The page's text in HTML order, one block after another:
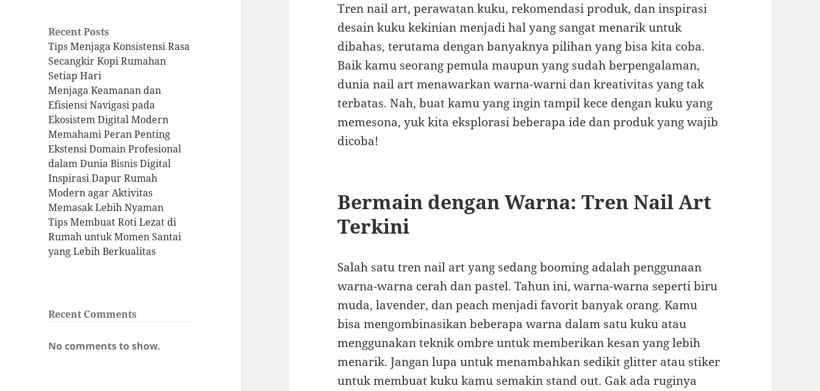
Recent Posts
Tips Menjaga Konsistensi Rasa
Secangkir Kopi Rumahan
Setiap Hari
Menjaga Keamanan dan
Efisiensi Navigasi pada
Ekosistem Digital Modern
Memahami Peran Penting
Ekstensi Domain Profesional
dalam Dunia Bisnis Digital
Inspirasi Dapur Rumah
Modern agar Aktivitas
Memasak Lebih Nyaman
Tips Membuat Roti Lezat di
Rumah untuk Momen Santai
yang Lebih Berkualitas
Recent Comments
No comments to show.
Tren nail art, perawatan kuku, rekomendasi produk, dan inspirasi
desain kuku kekinian menjadi hal yang sangat menarik untuk
dibahas, terutama dengan banyaknya pilihan yang bisa kita coba.
Baik kamu seorang pemula maupun yang sudah berpengalaman,
dunia nail art menawarkan warna-warni dan kreativitas yang tak
terbatas. Nah, buat kamu yang ingin tampil kece dengan kuku yang
memesona, yuk kita eksplorasi beberapa ide dan produk yang wajib
dicoba!
Bermain dengan Warna: Tren Nail Art
Terkini
Salah satu tren nail art yang sedang booming adalah penggunaan
warna-warna cerah dan pastel. Tahun ini, warna-warna seperti biru
muda, lavender, dan peach menjadi favorit banyak orang. Kamu
bisa mengombinasikan beberapa warna dalam satu kuku atau
menggunakan teknik ombre untuk memberikan kesan yang lebih
menarik. Jangan lupa untuk menambahkan sedikit glitter atau stiker
untuk membuat kuku kamu semakin stand out. Gak ada ruginya